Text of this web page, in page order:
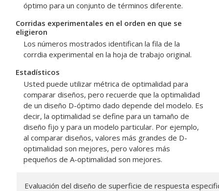
óptimo para un conjunto de términos diferente.
Corridas experimentales en el orden en que se
eligieron
Los números mostrados identifican la fila de la
corrdia experimental en la hoja de trabajo original.
Estadísticos
Usted puede utilizar métrica de optimalidad para
comparar diseños, pero recuerde que la optimalidad
de un diseño D-óptimo dado depende del modelo. Es
decir, la optimalidad se define para un tamaño de
diseño fijo y para un modelo particular. Por ejemplo,
al comparar diseños, valores más grandes de D-
optimalidad son mejores, pero valores más
pequeños de A-optimalidad son mejores.
Evaluación del diseño de superficie de respuesta